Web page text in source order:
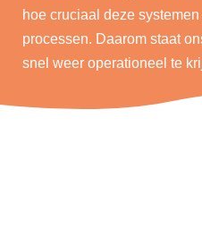
hoe cruciaal deze
processen. Daarom staat
snel weer operationeel te